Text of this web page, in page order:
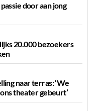
door aan jong
20.000 bezoekers
naar terras: ‘We
theater gebeurt’